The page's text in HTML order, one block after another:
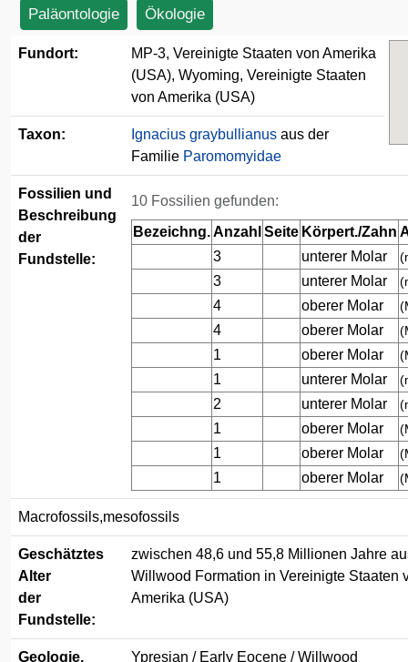
Paläontologie Ökologie
Fundort:
MP-3, Vereinigte Staaten von Amerika
(USA), Wyoming, Vereinigte Staaten
von Amerika (USA)
Taxon: Ignacius graybullianus aus der
Familie Paromomyidae
Fossilien und
Beschreibung
der
Fundstelle:
10 Fossilien gefunden:
Bezeichng.Anzahl Seite Körpert./Zahn
3
unterer Molar
3 unterer Molar
4 oberer Molar
4 oberer Molar
1 oberer Molar
1 unterer Molar
2 unterer Molar
1 oberer Molar
1 oberer Molar
1 oberer Molar
Macrofossils,mesofossils
Geschätztes
Alter
der
Fundstelle:
zwischen 48,6 und 55,8 Millionen Jahre
Willwood Formation in Vereinigte Staaten
Amerika (USA)
Geologie,
Ypresian / Early Eocene / Willwood